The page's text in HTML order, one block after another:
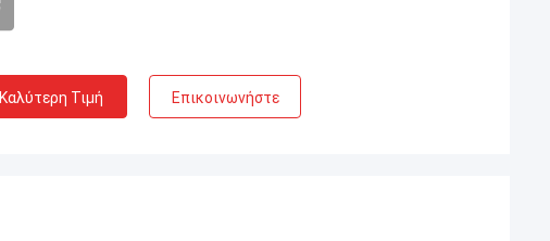
Καλύτερη Τιμή Επικοινωνήστε